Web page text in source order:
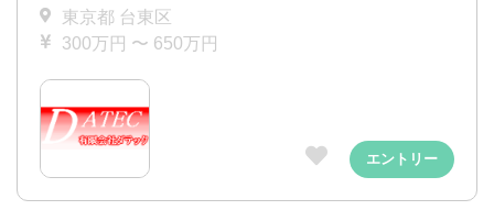
東京都 台東区
300万円 〜 650万円
エントリー